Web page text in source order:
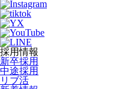
採用情報
新卒採用
中途採用
リブ活